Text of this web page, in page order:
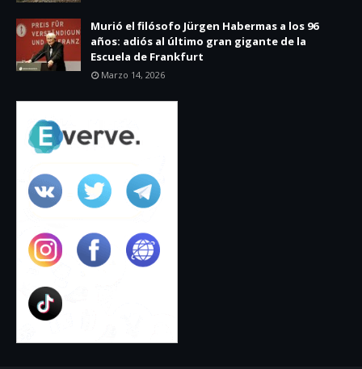
Murió el filósofo Jürgen Habermas a los 96
años: adiós al último gran gigante de la
Escuela de Frankfurt
Marzo 14, 2026